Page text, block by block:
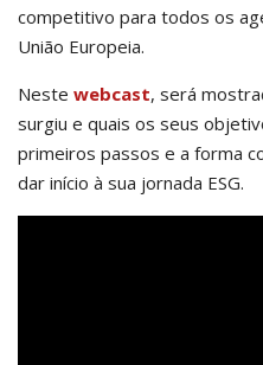
competitivo para todos os
União Europeia.
Neste webcast, será
surgiu e quais os seus
primeiros passos e a forma
dar início à sua jornada ESG.